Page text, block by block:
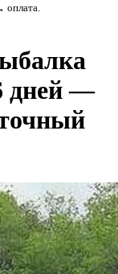
оплата.
дней —